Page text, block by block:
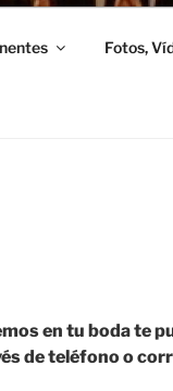
Fotos,
en tu boda te
de teléfono o